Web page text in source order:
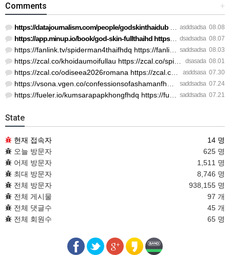
+
Comments
asddsadsa 08.08
https://datajournalism.com/people/godskinthaidub https://dat…
dsadsadsa 08.07
https://app.minup.io/book/god-skin-fullthaihd https://app.mi…
saddsadsa 08.03
https://fanlink.tv/spiderman4thaifhdq https://fanlink.tv/spi…
dsasada 08.01
https://zcal.co/khoidaumoifullau https://zcal.co/spiderman4p…
asddsasa 07.30
https://zcal.co/odiseea2026romana https://zcal.co/odiseeavez…
saddsadsa 07.24
https://vsona.vgen.co/confessionsofashamanfhdthai https://de…
saddsadsa 07.21
https://fueler.io/kumsarapapkhongfhdq https://fueler.io/kums…
State
현재 접속자
14 명
오늘 방문자
625 명
어제 방문자
1,511 명
최대 방문자
8,746 명
전체 방문자
938,155 명
전체 게시물
97 개
전체 댓글수
45 개
전체 회원수
65 명